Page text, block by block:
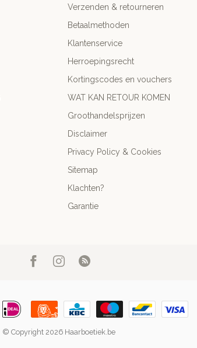
Verzenden & retourneren
Betaalmethoden
Klantenservice
Herroepingsrecht
Kortingscodes en vouchers
WAT KAN RETOUR KOMEN
Groothandelsprijzen
Disclaimer
Privacy Policy & Cookies
Sitemap
Klachten?
Garantie
© Copyright 2026 Haarboetiek.be